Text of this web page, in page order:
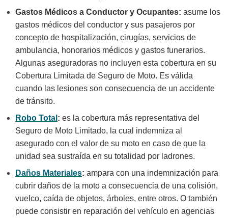
Gastos Médicos a Conductor y Ocupantes: asume los
gastos médicos del conductor y sus pasajeros por
concepto de hospitalización, cirugías, servicios de
ambulancia, honorarios médicos y gastos funerarios.
Algunas aseguradoras no incluyen esta cobertura en su
Cobertura Limitada de Seguro de Moto. Es válida
cuando las lesiones son consecuencia de un accidente
de tránsito.
Robo Total : es la cobertura más representativa del
Seguro de Moto Limitado, la cual indemniza al
asegurado con el valor de su moto en caso de que la
unidad sea sustraída en su totalidad por ladrones.
Daños Materiales: ampara con una indemnización para
cubrir daños de la moto a consecuencia de una colisión,
vuelco, caída de objetos, árboles, entre otros. O también
puede consistir en reparación del vehículo en agencias